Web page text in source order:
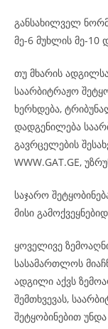
განსახილველ
მე-6 მუხლის მე-10
თუ მხარის
საარბიტრაჟო
ხერხდება,
დადგენილება
გავრცელების
WWW.GAT.GE,
საჯარო
მისი
ყოველივე
სასამართლოს
ადგილი აქვს
შემთხვევას,
შეტყობინებით